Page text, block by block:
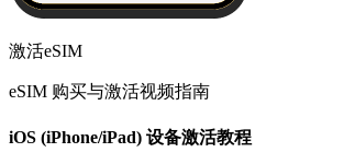
激活eSIM
eSIM 购买与激活视频指南
iOS (iPhone/iPad) 设备激活教程